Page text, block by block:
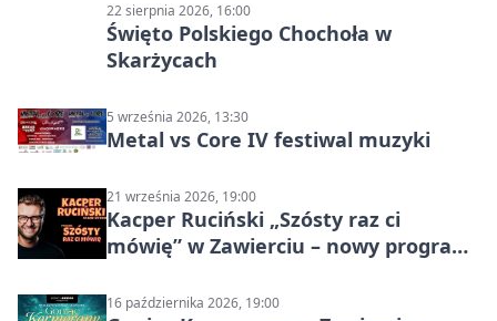
22 sierpnia 2026, 16:00
Święto Polskiego Chochoła w
Skarżycach
5 września 2026, 13:30
Metal vs Core IV festiwal muzyki
21 września 2026, 19:00
Kacper Ruciński „Szósty raz ci
mówię” w Zawierciu – nowy program
16 października 2026, 19:00